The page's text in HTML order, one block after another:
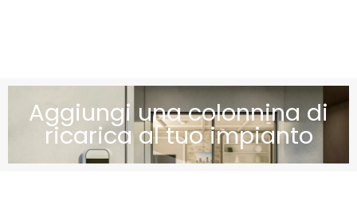
Aggiungi una colonnina di
ricarica al tuo impianto